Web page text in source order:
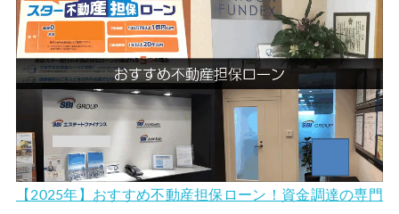
【2025年】おすすめ不動産担保ローン！資金調達の専門